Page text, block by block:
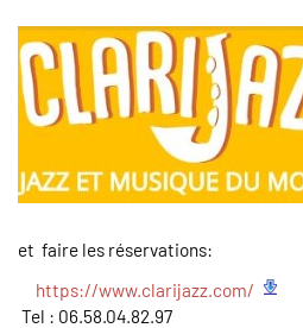
et faire les réservations:
https://www.clarijazz.com/
Tel : 06.58.04.82.97